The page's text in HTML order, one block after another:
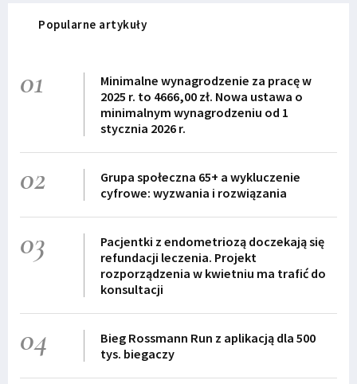
Popularne artykuły
01
Minimalne wynagrodzenie za pracę w
2025 r. to 4666,00 zł. Nowa ustawa o
minimalnym wynagrodzeniu od 1
stycznia 2026 r.
02
Grupa społeczna 65+ a wykluczenie
cyfrowe: wyzwania i rozwiązania
03
Pacjentki z endometriozą doczekają się
refundacji leczenia. Projekt
rozporządzenia w kwietniu ma trafić do
konsultacji
04
Bieg Rossmann Run z aplikacją dla 500
tys. biegaczy